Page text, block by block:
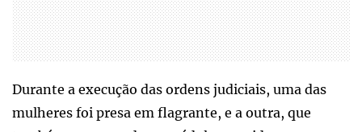
Durante a execução das ordens judiciais, uma das
mulheres foi presa em flagrante, e a outra, que